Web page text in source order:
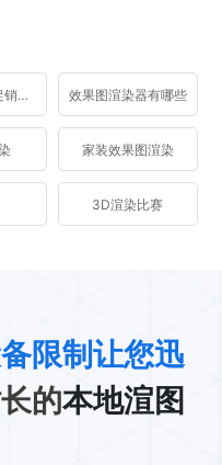
效果图云渲染促销活动 效果图渲染器有哪些
家装效果图渲染
3D渲染比赛
限制让您迅
的本地渲图